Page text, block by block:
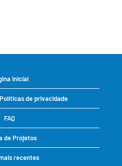
inicial
de privacidade
FAQ
de Projetos
recentes